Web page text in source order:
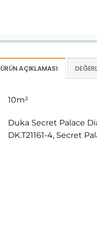
ÜRÜN AÇIKLAMASI
10m²
Duka Secret Palace
DK.T21161-4, Secret